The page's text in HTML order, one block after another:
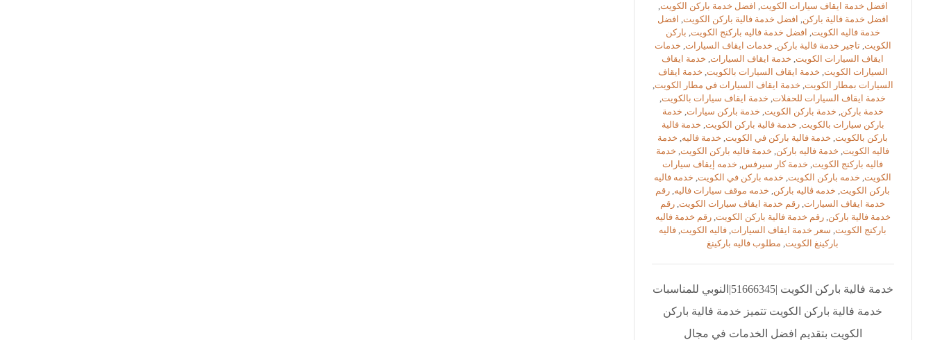
افضل خدمة ايقاف سيارات الكويت افضل خدمة باركن الكويت
افضل خدمة فالية باركن افضل خدمة فالية باركن الكويت افضل
خدمة فاليه الكويت افضل خدمة فاليه باركنج الكويت باركن
الكويت ,تاجير خدمة فالية باركن خدمات ايقاف السيارات خدمات
ايقاف السيارات الكويت, خدمة ايقاف السيارات, خدمة ايقاف
السيارات الكويت خدمة ايقاف السيارات بالكويت خدمة ايقاف
السيارات بمطار الكويت خدمة ايقاف السيارات في مطار الكويت
خدمة ايقاف السيارات للحفلات, خدمة ايقاف سيارات بالكويت,
خدمة باركن خدمة باركن الكويت خدمة باركن سيارات خدمة
باركن سيارات بالكويت خدمة فالية باركن الكويت خدمة فالية
باركن بالكويت, خدمة فالية باركن في الكويت, خدمة فاليه خدمة
فاليه الكويت, خدمة فاليه باركن خدمة فاليه باركن الكويت, خدمة
فاليه باركنج الكويت, خدمة كار سيرفس خدمه إيقاف سيارات
الكويت, خدمه باركن الكويت, خدمه باركن في الكويت, خدمه فاليه
باركن الكويت, خدمه ڤاليه باركن خدمه موقف سيارات فاليه رقم
خدمة ايقاف السيارات, رقم خدمة ايقاف سيارات الكويت, رقم
خدمة فالية باركن ,رقم خدمة فالية باركن الكويت ,رقم خدمة فاليه
باركنج الكويت, سعر خدمة ايقاف السيارات, فاليه الكويت, فاليه
باركينغ الكويت, مطلوب فاليه باركينغ
خدمة فالية باركن الكويت |51666345|النوبي للمناسبات
خدمة فالية باركن الكويت تتميز خدمة فالية باركن
الكويت بتقديم افضل الخدمات في مجال